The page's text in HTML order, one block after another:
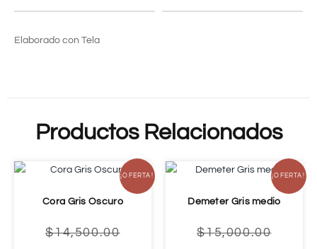
Elaborado con Tela
Productos Relacionados
¡OFERTA!
Cora Gris Oscuro
$14,500.00
¡OFERTA!
Demeter Gris medio
$15,000.00